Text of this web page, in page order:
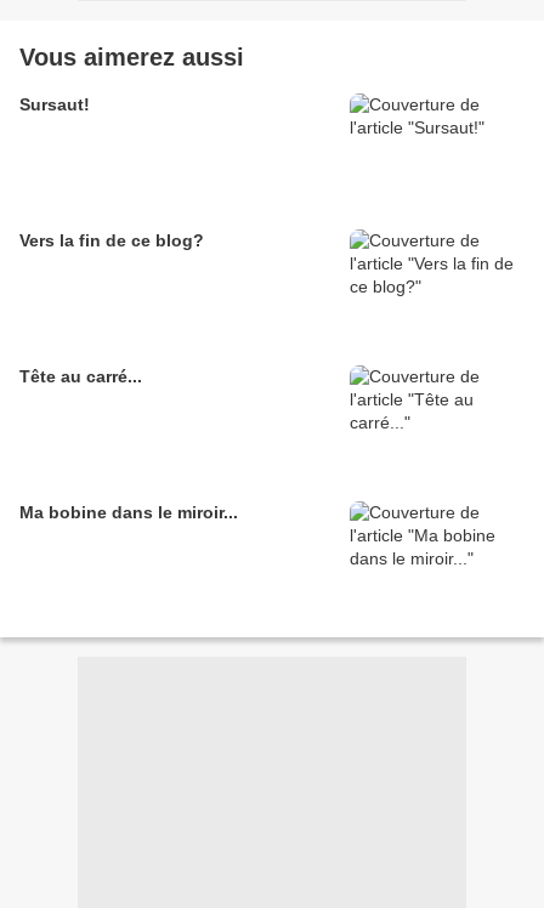
Vous aimerez aussi
Sursaut!
Vers la fin de ce blog?
Tête au carré...
Ma bobine dans le miroir...